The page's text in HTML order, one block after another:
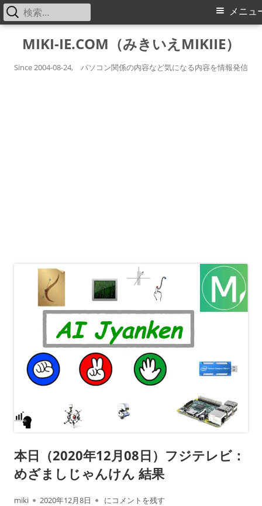
MIKI-IE.COM（みきいえMIKIIE）
Since 2004-08-24, パソコン関係の内容など気になる内容を情報発信
メ
メニュ
検
索:
本日（2020年12月08日）フジテレビ：
めざましじゃんけん 結果
作
miki
公
2020年12月8日 本日（2020年12月08日）フジテレビ： めざま
にコメントを残す